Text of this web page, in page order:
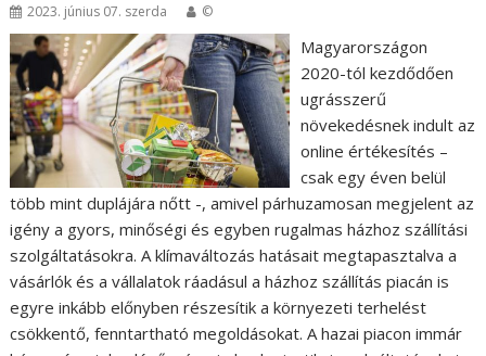
2023. június 07. szerda ©
Magyarországon
2020-tól kezdődően
ugrásszerű
növekedésnek indult az
online értékesítés –
csak egy éven belül
több mint duplájára nőtt -, amivel párhuzamosan megjelent az
igény a gyors, minőségi és egyben rugalmas házhoz szállítási
szolgáltatásokra. A klímaváltozás hatásait megtapasztalva a
vásárlók és a vállalatok ráadásul a házhoz szállítás piacán is
egyre inkább előnyben részesítik a környezeti terhelést
csökkentő, fenntartható megoldásokat. A hazai piacon immár